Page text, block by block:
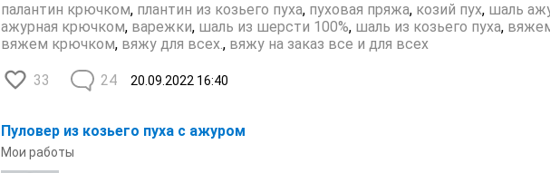
палантин крючком, плантин из козьего пуха, пуховая пряжа, козий пух, шаль
ажурная крючком, варежки, шаль из шерсти 100%, шаль из козьего пуха,
вяжем крючком, вяжу для всех., вяжу на заказ все и для всех
33 20.09.2022 16:40
24
Пуловер из козьего пуха с ажуром
Мои работы